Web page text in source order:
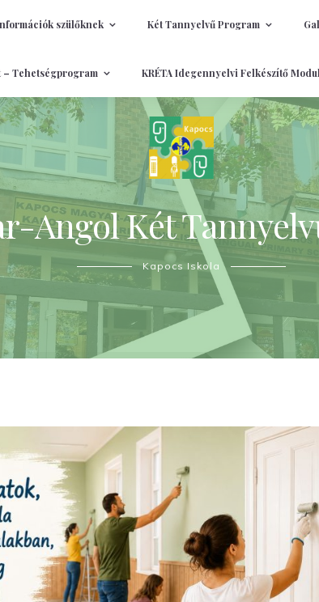
Angol Két
Kapocs Iskola
szülőknek Két Tannyelvű Program
– Tehetségprogram KRÉTA Idegennyelvi Felkészítő Modul